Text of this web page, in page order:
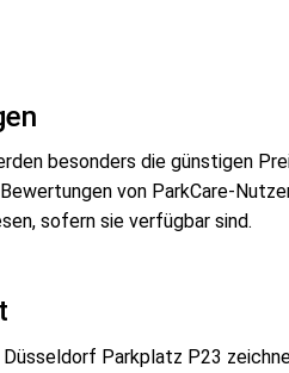
besonders die günstigen
von ParkCare-
sofern sie verfügbar sind.
Parkplatz P23